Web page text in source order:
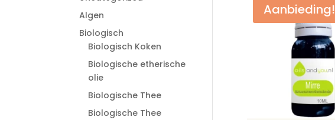
Aanbieding!
Algen
Biologisch
Biologisch Koken
Biologische etherische
olie
Biologische Thee
Biologische Thee